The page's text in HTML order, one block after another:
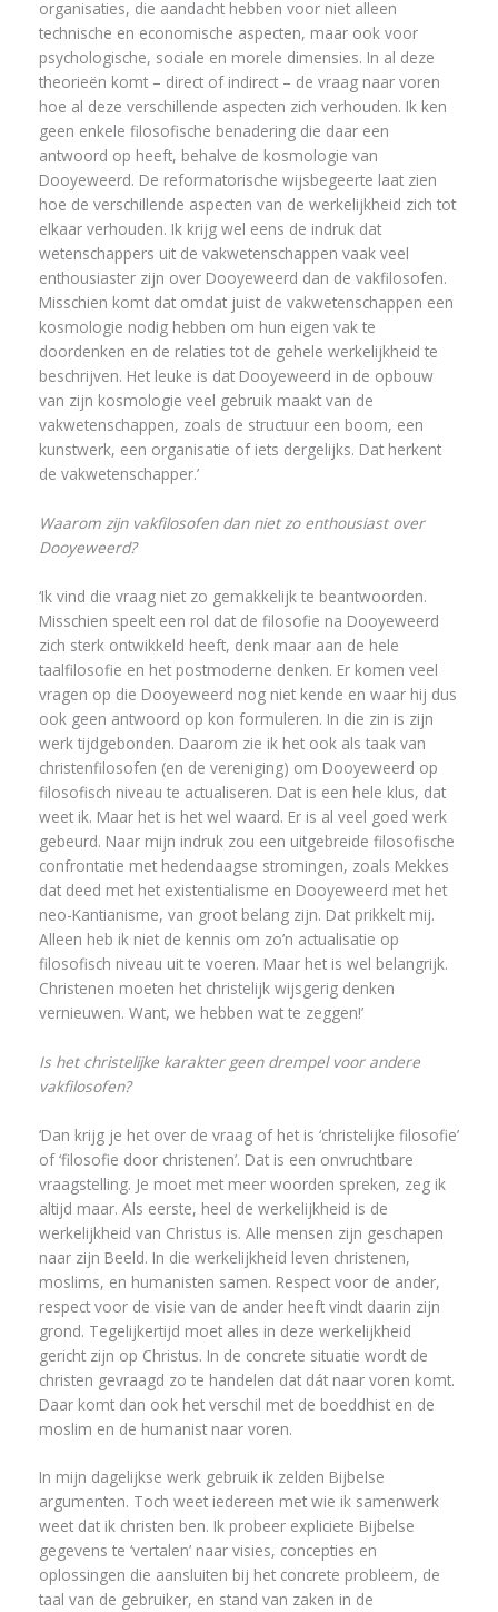
organisaties, die aandacht hebben voor niet alleen
technische en economische aspecten, maar ook voor
psychologische, sociale en morele dimensies. In al deze
theorieën komt – direct of indirect – de vraag naar voren
hoe al deze verschillende aspecten zich verhouden. Ik ken
geen enkele filosofische benadering die daar een
antwoord op heeft, behalve de kosmologie van
Dooyeweerd. De reformatorische wijsbegeerte laat zien
hoe de verschillende aspecten van de werkelijkheid zich tot
elkaar verhouden. Ik krijg wel eens de indruk dat
wetenschappers uit de vakwetenschappen vaak veel
enthousiaster zijn over Dooyeweerd dan de vakfilosofen.
Misschien komt dat omdat juist de vakwetenschappen een
kosmologie nodig hebben om hun eigen vak te
doordenken en de relaties tot de gehele werkelijkheid te
beschrijven. Het leuke is dat Dooyeweerd in de opbouw
van zijn kosmologie veel gebruik maakt van de
vakwetenschappen, zoals de structuur een boom, een
kunstwerk, een organisatie of iets dergelijks. Dat herkent
de vakwetenschapper.’
Waarom zijn vakfilosofen dan niet zo enthousiast over
Dooyeweerd?
‘Ik vind die vraag niet zo gemakkelijk te beantwoorden.
Misschien speelt een rol dat de filosofie na Dooyeweerd
zich sterk ontwikkeld heeft, denk maar aan de hele
taalfilosofie en het postmoderne denken. Er komen veel
vragen op die Dooyeweerd nog niet kende en waar hij dus
ook geen antwoord op kon formuleren. In die zin is zijn
werk tijdgebonden. Daarom zie ik het ook als taak van
christenfilosofen (en de vereniging) om Dooyeweerd op
filosofisch niveau te actualiseren. Dat is een hele klus, dat
weet ik. Maar het is het wel waard. Er is al veel goed werk
gebeurd. Naar mijn indruk zou een uitgebreide filosofische
confrontatie met hedendaagse stromingen, zoals Mekkes
dat deed met het existentialisme en Dooyeweerd met het
neo-Kantianisme, van groot belang zijn. Dat prikkelt mij.
Alleen heb ik niet de kennis om zo’n actualisatie op
filosofisch niveau uit te voeren. Maar het is wel belangrijk.
Christenen moeten het christelijk wijsgerig denken
vernieuwen. Want, we hebben wat te zeggen!’
Is het christelijke karakter geen drempel voor andere
vakfilosofen?
‘Dan krijg je het over de vraag of het is ‘christelijke filosofie’
of ‘filosofie door christenen’. Dat is een onvruchtbare
vraagstelling. Je moet met meer woorden spreken, zeg ik
altijd maar. Als eerste, heel de werkelijkheid is de
werkelijkheid van Christus is. Alle mensen zijn geschapen
naar zijn Beeld. In die werkelijkheid leven christenen,
moslims, en humanisten samen. Respect voor de ander,
respect voor de visie van de ander heeft vindt daarin zijn
grond. Tegelijkertijd moet alles in deze werkelijkheid
gericht zijn op Christus. In de concrete situatie wordt de
christen gevraagd zo te handelen dat dát naar voren komt.
Daar komt dan ook het verschil met de boeddhist en de
moslim en de humanist naar voren.
In mijn dagelijkse werk gebruik ik zelden Bijbelse
argumenten. Toch weet iedereen met wie ik samenwerk
weet dat ik christen ben. Ik probeer expliciete Bijbelse
gegevens te ‘vertalen’ naar visies, concepties en
oplossingen die aansluiten bij het concrete probleem, de
taal van de gebruiker, en stand van zaken in de